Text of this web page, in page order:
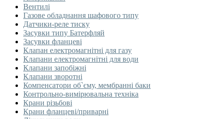
Вентилі
Газове обладнання шафового типу
Датчики-реле тиску
Засувки типу Батерфляй
Засувки фланцеві
Клапан електромагнітні для газу
Клапани електромагнітні для води
Клапани запобіжні
Клапани зворотні
Компенсатори об`єму, мембранні баки
Контрольно-вимірювальна техніка
Крани різьбові
Крани фланцеві/приварні